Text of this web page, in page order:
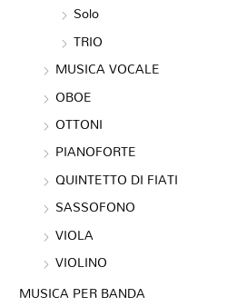
Solo
TRIO
MUSICA VOCALE
OBOE
OTTONI
PIANOFORTE
QUINTETTO DI FIATI
SASSOFONO
VIOLA
VIOLINO
MUSICA PER BANDA